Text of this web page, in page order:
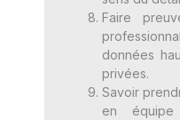
Faire
données
privées.
Savoir
en